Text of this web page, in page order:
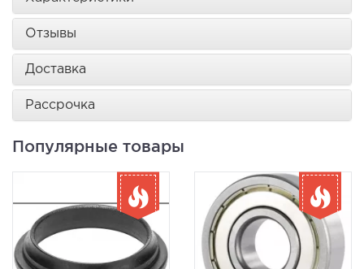
Отзывы
Доставка
Рассрочка
Популярные товары